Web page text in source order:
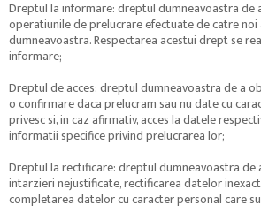
Dreptul la informare: dreptul dumneavoastra
operatiunile de prelucrare efectuate de catre
dumneavoastra. Respectarea acestui drept se
informare;
Dreptul de acces: dreptul dumneavoastra de a
o confirmare daca prelucram sau nu date cu
privesc si, in caz afirmativ, acces la datele
informatii specifice privind prelucrarea lor;
Dreptul la rectificare: dreptul dumneavoastra de
intarzieri nejustificate, rectificarea datelor
completarea datelor cu caracter personal care